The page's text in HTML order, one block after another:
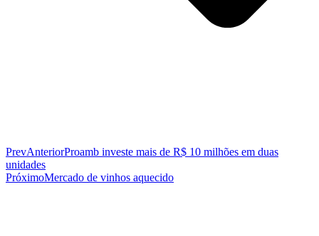
PrevAnteriorProamb investe mais de R$ 10 milhões em duas
unidades
PróximoMercado de vinhos aquecido